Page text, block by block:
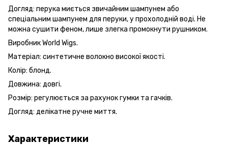
Догляд: перука миється звичайним шампунем або
спеціальним шампунем для перуки, у прохолодній воді. Не
можна сушити феном, лише злегка промокнути рушником.
Виробник World Wigs.
Матеріал: синтетичне волокно високої якості.
Колір: блонд.
Довжина: довгі.
Розмір: регулюється за рахунок гумки та гачків.
Догляд: делікатне ручне миття.
Характеристики